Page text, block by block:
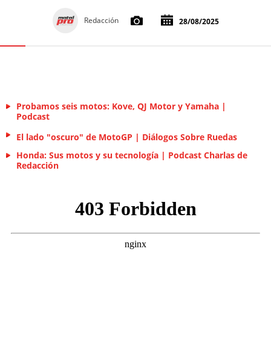
Redacción 28/08/2025
Probamos seis motos: Kove, QJ Motor y Yamaha |
Podcast
El lado "oscuro" de MotoGP | Diálogos Sobre Ruedas
Honda: Sus motos y su tecnología | Podcast Charlas de
Redacción